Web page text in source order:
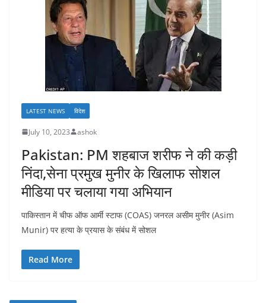
LATEST NEWS विदेश
July 10, 2023 ashok
Pakistan: PM शहबाज शरीफ ने की कड़ी
निंदा,सेना प्रमुख मुनीर के खिलाफ सोशल
मीडिया पर चलाया गया अभियान
पाकिस्तान में चीफ ऑफ आर्मी स्टाफ (COAS) जनरल असीम मुनीर (Asim
Munir) पर हत्या के प्रयास के संबंध में सोशल
Read More